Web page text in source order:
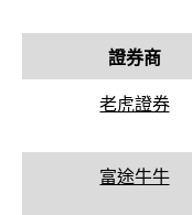
證券商
老虎證券
富途牛牛